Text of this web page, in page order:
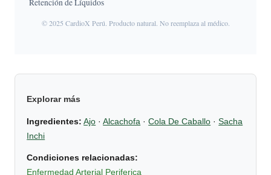
Retención de Líquidos
© 2025 CardioX Perú. Producto natural. No reemplaza al médico.
Explorar más
Ingredientes: Ajo ·Alcachofa ·Cola De Caballo ·Sacha
Inchi
Condiciones relacionadas:
Enfermedad Arterial Periferica